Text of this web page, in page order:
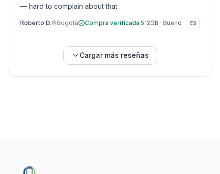
— hard to complain about that.
Roberto D. Bogotá Compra verificada·512GB · Bueno ES
Cargar más reseñas